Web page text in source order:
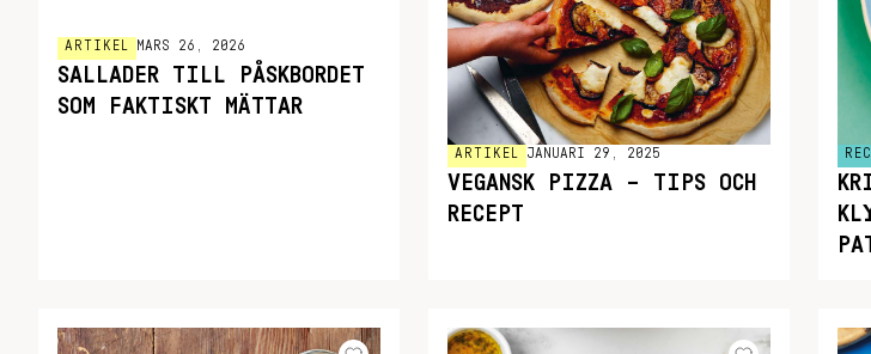
ARTIKEL MARS 26, 2026
SALLADER TILL PÅSKBORDET
SOM FAKTISKT MÄTTAR
ARTIKEL JANUARI 29, 2025
VEGANSK PIZZA – TIPS OCH
RECEPT